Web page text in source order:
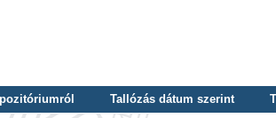
Tallózás dátum szerint